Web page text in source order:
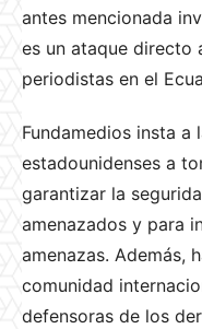
antes mencionada
es un ataque directo
periodistas en el
Fundamedios insta a
estadounidenses a
garantizar la
amenazados y para
amenazas. Además,
comunidad
defensoras de los